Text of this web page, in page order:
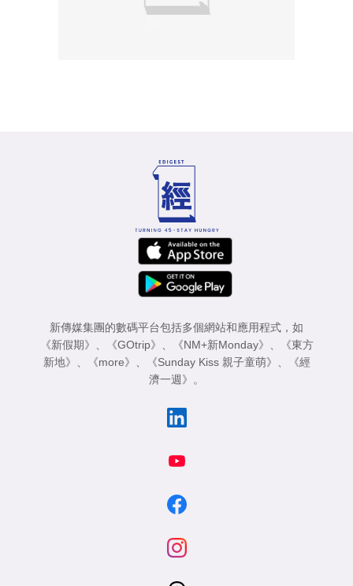
新傳媒集團的數碼平台包括多個網站和應用程式，如
《新假期》
《GOtrip》 《NM+新Monday》
《東方
新地》
《more》 《Sunday Kiss 親子童萌》
《經
濟一週》
。